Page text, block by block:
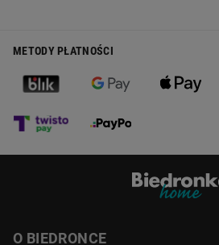
METODY PŁATNOŚCI
O BIEDRONCE